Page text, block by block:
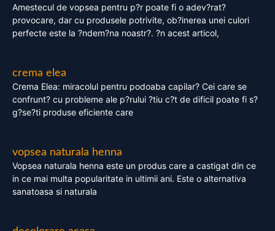
Amestecul de vopsea pentru p?r poate fi o adev?rat?
provocare, dar cu produsele potrivite, ob?inerea unei culori
perfecte este la ?ndem?na noastr?. ?n acest articol,
crema elea
Crema Elea: miracolul pentru podoaba capilar? Cei care se
confrunt? cu probleme ale p?rului ?tiu c?t de dificil poate fi s?
g?se?ti produse eficiente care
vopsea naturala henna
Vopsea naturala henna este un produs care a castigat din ce
in ce mai multa popularitate in ultimii ani. Este o alternativa
sanatoasa si naturala